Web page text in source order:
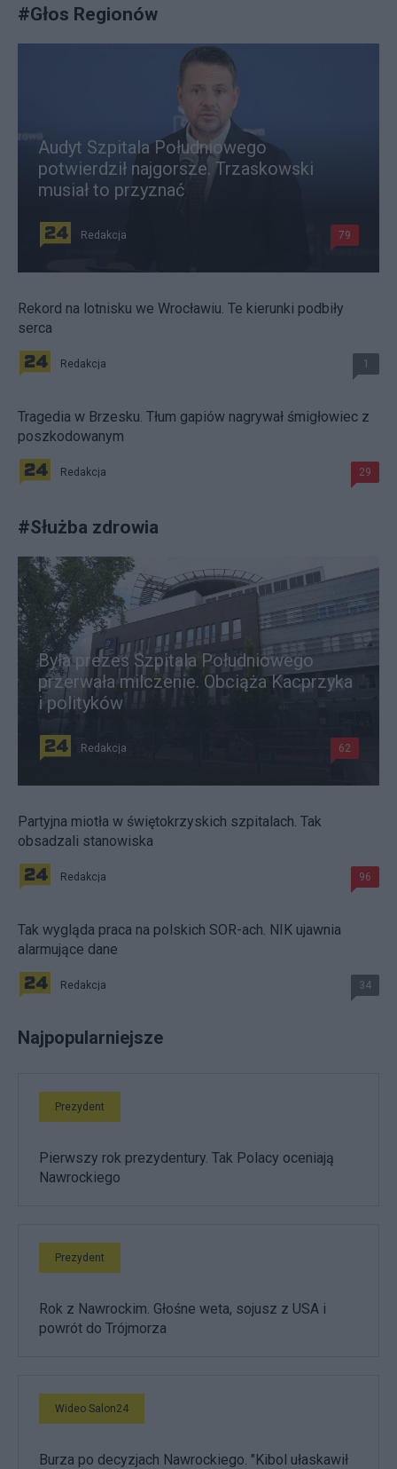
#Głos Regionów
Audyt Szpitala Południowego
potwierdził najgorsze. Trzaskowski
musiał to przyznać
Redakcja 79
Rekord na lotnisku we Wrocławiu. Te kierunki podbiły
serca
Redakcja 1
Tragedia w Brzesku. Tłum gapiów nagrywał śmigłowiec z
poszkodowanym
Redakcja 29
#Służba zdrowia
Była prezes Szpitala Południowego
przerwała milczenie. Obciąża Kacprzyka
i polityków
Redakcja 62
Partyjna miotła w świętokrzyskich szpitalach. Tak
obsadzali stanowiska
Redakcja 96
Tak wygląda praca na polskich SOR-ach. NIK ujawnia
alarmujące dane
Redakcja 34
Najpopularniejsze
Prezydent
Pierwszy rok prezydentury. Tak Polacy oceniają
Nawrockiego
Prezydent
Rok z Nawrockim. Głośne weta, sojusz z USA i
powrót do Trójmorza
Wideo Salon24
Burza po decyzjach Nawrockiego. "Kibol ułaskawił